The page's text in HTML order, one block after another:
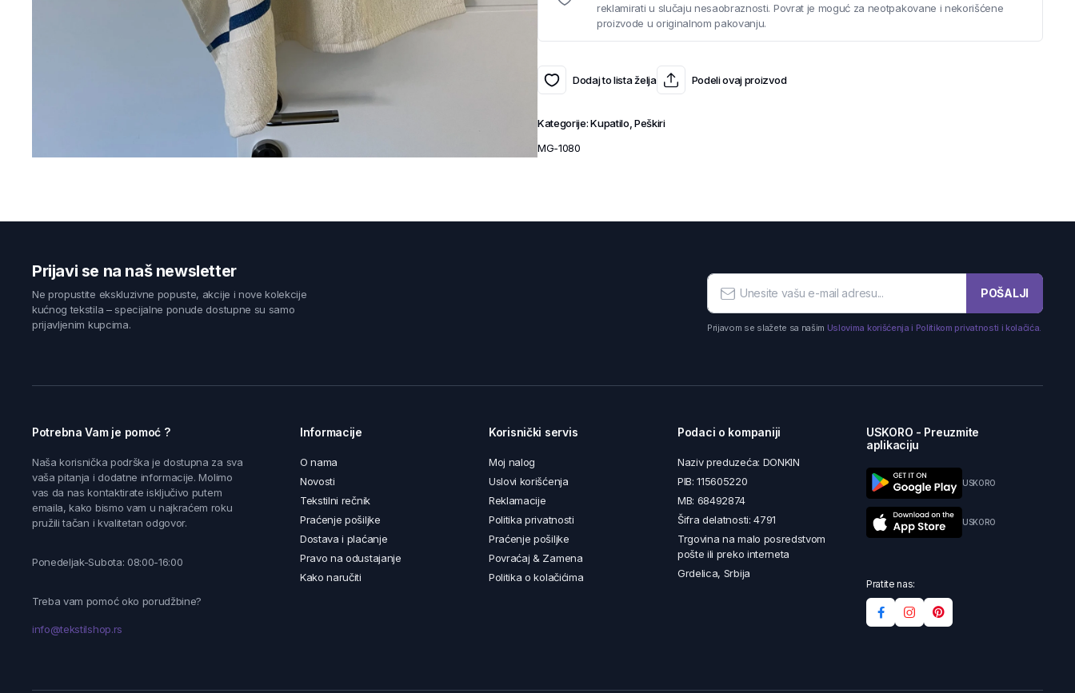
reklamirati u slučaju nesaobraznosti. Povrat je moguć za neotpakovane i nekorišćene
proizvode u originalnom pakovanju.
Dodaj to lista želja Podeli ovaj proizvod
Kategorije:Kupatilo Peškiri
MG-1080
Prijavi se na naš newsletter
Ne propustite ekskluzivne popuste, akcije i nove kolekcije
kućnog tekstila – specijalne ponude dostupne su samo
prijavljenim kupcima.
POŠALJI
Prijavom se slažete sa našim Uslovima korišćenja i Politikom privatnosti i kolačića.
Potrebna Vam je pomoć ?
Naša korisnička podrška je dostupna za sva
vaša pitanja i dodatne informacije. Molimo
vas da nas kontaktirate isključivo putem
emaila, kako bismo vam u najkraćem roku
pružili tačan i kvalitetan odgovor.
Ponedeljak-Subota: 08:00-16:00
Treba vam pomoć oko porudžbine?
info@tekstilshop.rs
Informacije
O nama
Novosti
Tekstilni rečnik
Praćenje pošiljke
Dostava i plaćanje
Pravo na odustajanje
Kako naručiti
Korisnički servis
Moj nalog
Uslovi korišćenja
Reklamacije
Politika privatnosti
Praćenje pošiljke
Povraćaj & Zamena
Politika o kolačićima
Podaci o kompaniji
Naziv preduzeća: DONKIN
PIB: 115605220
MB: 68492874
Šifra delatnosti: 4791
Trgovina na malo posredstvom
pošte ili preko interneta
Grdelica, Srbija
USKORO - Preuzmite
aplikaciju
USKORO
USKORO
Pratite nas: